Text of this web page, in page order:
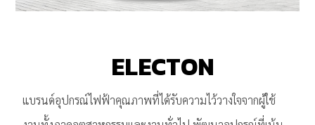
ELECTON
แบรนด์อุปกรณ์ไฟฟ้าคุณภาพที่ได้รับความไว้วางใจจากผู้ใช้